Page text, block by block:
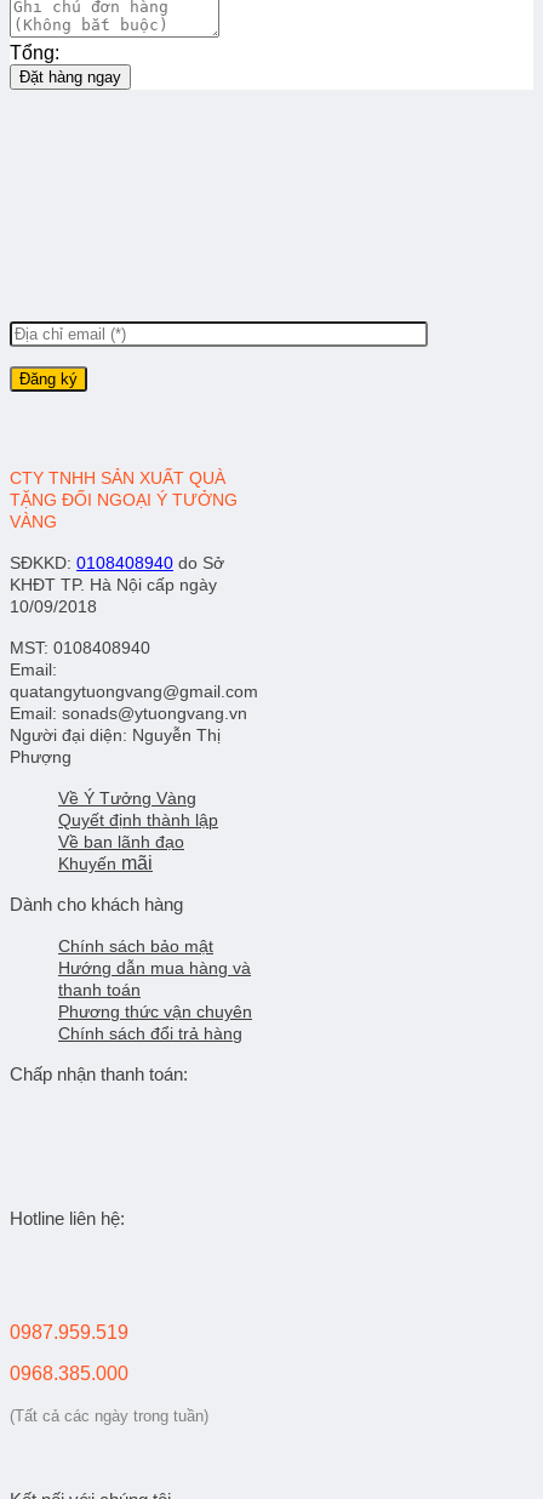
Tổng:
Đặt hàng ngay
CTY TNHH SẢN XUẤT QUÀ
TẶNG ĐỐI NGOẠI Ý TƯỞNG
VÀNG
SĐKKD: 0108408940 do Sở
KHĐT TP. Hà Nội cấp ngày
10/09/2018
MST: 0108408940
Email:
quatangytuongvang@gmail.com
Email: sonads@ytuongvang.vn
Người đại diện: Nguyễn Thị
Phượng
Về Ý Tưởng Vàng
Quyết định thành lập
Về ban lãnh đạo
Khuyến mãi
Dành cho khách hàng
Chính sách bảo mật
Hướng dẫn mua hàng và
thanh toán
Phương thức vận chuyên
Chính sách đổi trả hàng
Chấp nhận thanh toán:
Hotline liên hệ:
0987.959.519
0968.385.000
(Tất cả các ngày trong tuần)